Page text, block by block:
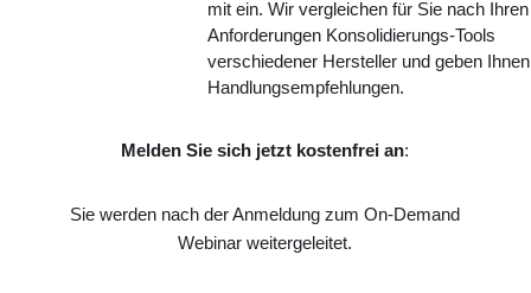
mit ein. Wir vergleichen für Sie nach Ihren
Anforderungen Konsolidierungs-Tools
verschiedener Hersteller und geben Ihnen
Handlungsempfehlungen.
Melden Sie sich jetzt kostenfrei an:
Sie werden nach der Anmeldung zum On-Demand
Webinar weitergeleitet.